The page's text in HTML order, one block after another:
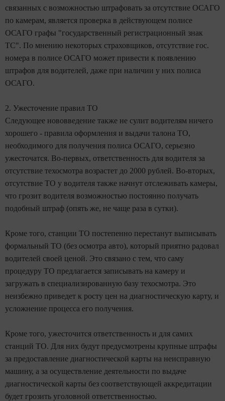
связанных с возможностью штрафовать за отсутствие ОСАГО
по камерам, является проверка в действующем полисе
ОСАГО графы "государственный регистрационный знак
ТС". По мнению некоторых страховщиков, отсутствие гос.
номера в полисе ОСАГО может привести к появлению
штрафов для водителей, даже при наличии у них полиса
ОСАГО.
2. Ужесточение правил ТО
Следующее нововведение также не сулит водителям ничего
хорошего - правила оформления и выдачи талона ТО,
необходимого для получения полиса ОСАГО, серьезно
ужесточатся. Во-первых, ответственность для водителя за
отсутствие техосмотра возрастет до 2000 рублей. Во-вторых,
отсутствие ТО у водителя также начнут отслеживать камеры,
что грозит водителя возможностью постоянно получать
подобный штраф (опять же, не чаще раза в сутки).
Кроме того, станции ТО постепенно перестанут выписывать
формальный ТО (без осмотра авто), который приятно радовал
водителей своей ценой. Это связано с тем, что саму
процедуру ТО предлагается записывать на камеру и
загружать в специализированную базу техосмотра. Это
неизбежно приведет к росту цен на диагностическую карту, и
усложнение процесса его получения.
Кроме того, ужесточится ответственность и для самих
станций ТО. Для них будут предусмотрены крупные штрафы
за предоставление диагностической карты на неисправную
машину, а за осуществление деятельности по выдаче
диагностической карты без соответствующей аккредитации
будет грозить уголовной ответственностью.